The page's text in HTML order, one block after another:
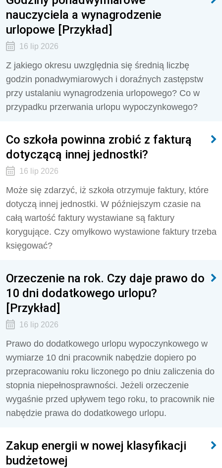
nauczyciela a wynagrodzenie
urlopowe [Przykład]
16 lip 2026
Z jakiego okresu uwzględnia się średnią liczbę
godzin ponadwymiarowych i doraźnych zastępstw
przy ustalaniu wynagrodzenia urlopowego? Co w
przypadku przerwania urlopu wypoczynkowego?
Co szkoła powinna zrobić z fakturą
dotyczącą innej jednostki?
16 lip 2026
Może się zdarzyć, iż szkoła otrzymuje faktury, które
dotyczą innej jednostki. W późniejszym czasie na
całą wartość faktury wystawiane są faktury
korygujące. Czy omyłkowo wystawione faktury trzeba
księgować?
Orzeczenie na rok. Czy daje prawo do
10 dni dodatkowego urlopu?
[Przykład]
16 lip 2026
Prawo do dodatkowego urlopu wypoczynkowego w
wymiarze 10 dni pracownik nabędzie dopiero po
przepracowaniu roku liczonego po dniu zaliczenia do
stopnia niepełnosprawności. Jeżeli orzeczenie
wygaśnie przed upływem tego roku, to pracownik nie
nabędzie prawa do dodatkowego urlopu.
Zakup energii w nowej klasyfikacji
budżetowej